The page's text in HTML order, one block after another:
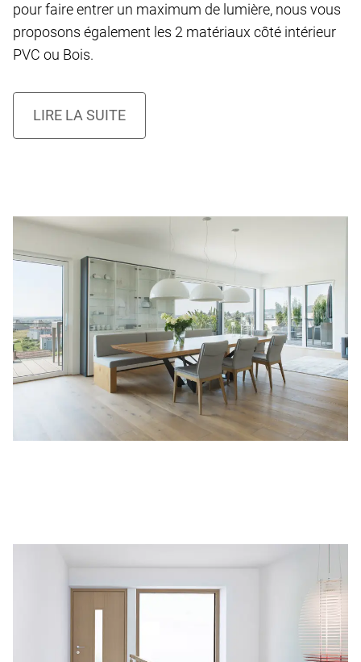
pour faire entrer un maximum de lumière, nous vous
proposons également les 2 matériaux côté intérieur
PVC ou Bois.